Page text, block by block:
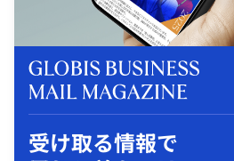
受け取る情報で